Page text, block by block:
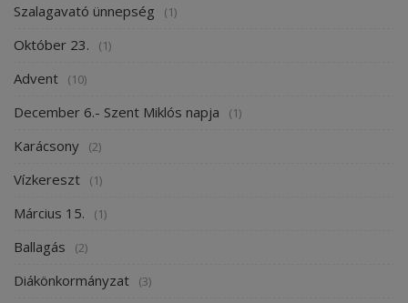
Szalagavató ünnepség (1)
Október 23. (1)
Advent (10)
December 6.- Szent Miklós napja (1)
Karácsony (2)
Vízkereszt (1)
Március 15. (1)
Ballagás (2)
Diákönkormányzat (3)